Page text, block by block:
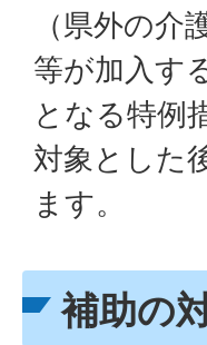
（県外の
等が加入す
となる特例
対象とした
ます。
補助の